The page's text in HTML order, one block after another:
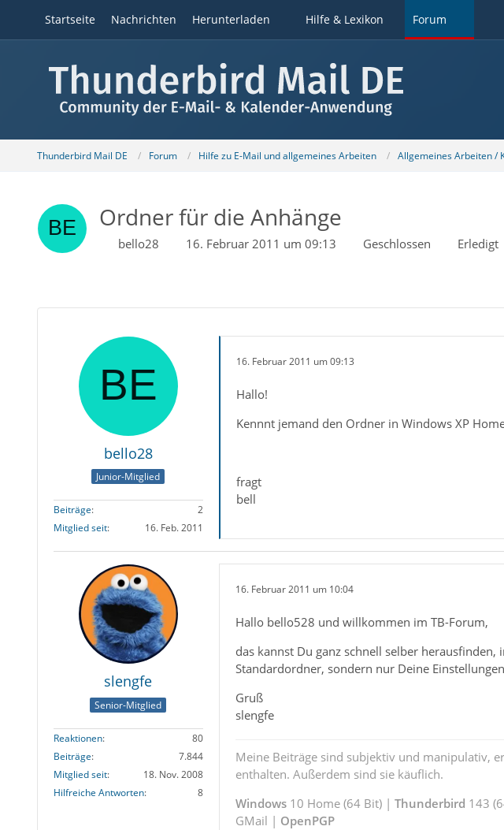
Startseite Nachrichten Herunterladen Hilfe & Lexikon Forum
Thunderbird Mail DE Forum Hilfe zu E-Mail und allgemeines Arbeiten Allgemeines Arbeiten /
Ordner für die Anhänge
bello28 16. Februar 2011 um 09:13 Geschlossen Erledigt
bello28
Junior-Mitglied
Beiträge
2
Mitglied seit
16. Feb. 2011
16. Februar 2011 um 09:13
Hallo!
Kennnt jemand den Ordner in Windows XP
fragt
bell
slengfe
Senior-Mitglied
Reaktionen
80
Beiträge
7.844
Mitglied seit
18. Nov. 2008
Hilfreiche Antworten
8
16. Februar 2011 um 10:04
Hallo bello528 und willkommen im TB-Forum,
das kannst Du ganz schnell selber
Standardordner, sondern nur Deine
Gruß
slengfe
Meine Beiträge sind subjektiv und manipulativ,
enthalten. Außerdem sind sie käuflich.
Windows10 Home (64 Bit) | Thunderbird 143
GMail | OpenPGP